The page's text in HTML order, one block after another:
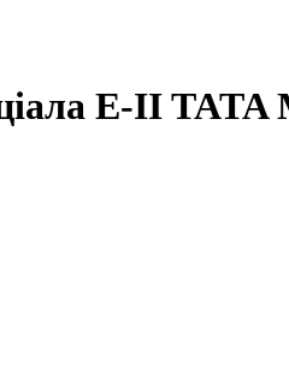
Е-II TATA